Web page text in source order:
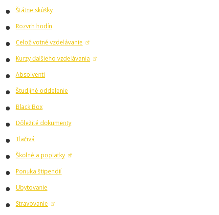
Štátne skúšky
Rozvrh hodín
Celoživotné vzdelávanie
Kurzy ďalšieho vzdelávania
Absolventi
Študijné oddelenie
Black Box
Dôležité dokumenty
Tlačivá
Školné a poplatky
Ponuka štipendií
Ubytovanie
Stravovanie